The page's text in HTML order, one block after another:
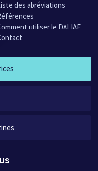
des abréviations
utiliser le DALIAF